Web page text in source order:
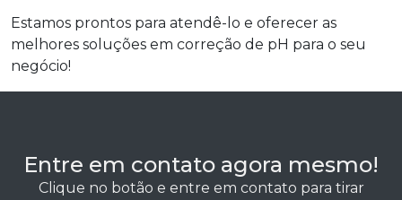
Estamos prontos para atendê-lo e oferecer as
melhores soluções em correção de pH para o seu
negócio!
Entre em contato agora mesmo!
Clique no botão e entre em contato para tirar